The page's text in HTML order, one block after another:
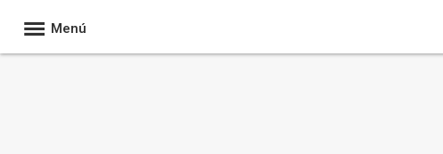
Menú